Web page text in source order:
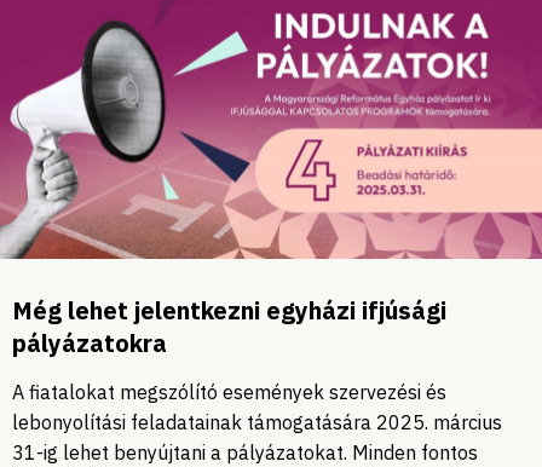
Még lehet jelentkezni egyházi ifjúsági
pályázatokra
A fiatalokat megszólító események szervezési és
lebonyolítási feladatainak támogatására 2025. március
31-ig lehet benyújtani a pályázatokat. Minden fontos